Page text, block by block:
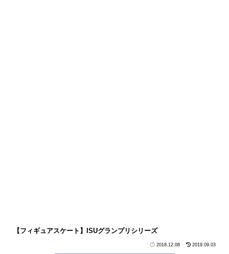
【フィギュアスケート】ISUグランプリシリーズ
2018.12.08 2019.09.03